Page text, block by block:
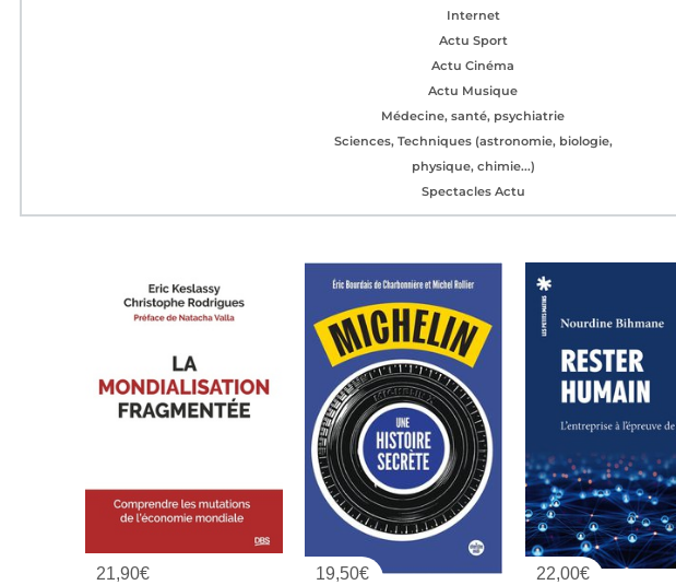
Internet
Actu Sport
Actu Cinéma
Actu Musique
Médecine, santé, psychiatrie
Sciences, Techniques (astronomie, biologie,
physique, chimie...)
Spectacles Actu
21,90€ 19,50€ 22,00€